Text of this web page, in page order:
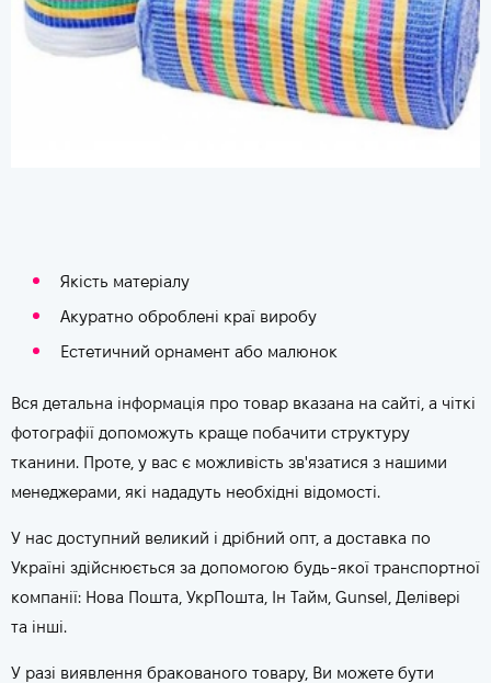
Якість матеріалу
Акуратно оброблені краї виробу
Естетичний орнамент або малюнок
Вся детальна інформація про товар вказана на сайті, а чіткі
фотографії допоможуть краще побачити структуру
тканини. Проте, у вас є можливість зв'язатися з нашими
менеджерами, які нададуть необхідні відомості.
У нас доступний великий і дрібний опт, а доставка по
Україні здійснюється за допомогою будь-якої транспортної
компанії: Нова Пошта, УкрПошта, Ін Тайм, Gunsel, Делівері
та інші.
У разі виявлення бракованого товару, Ви можете бути